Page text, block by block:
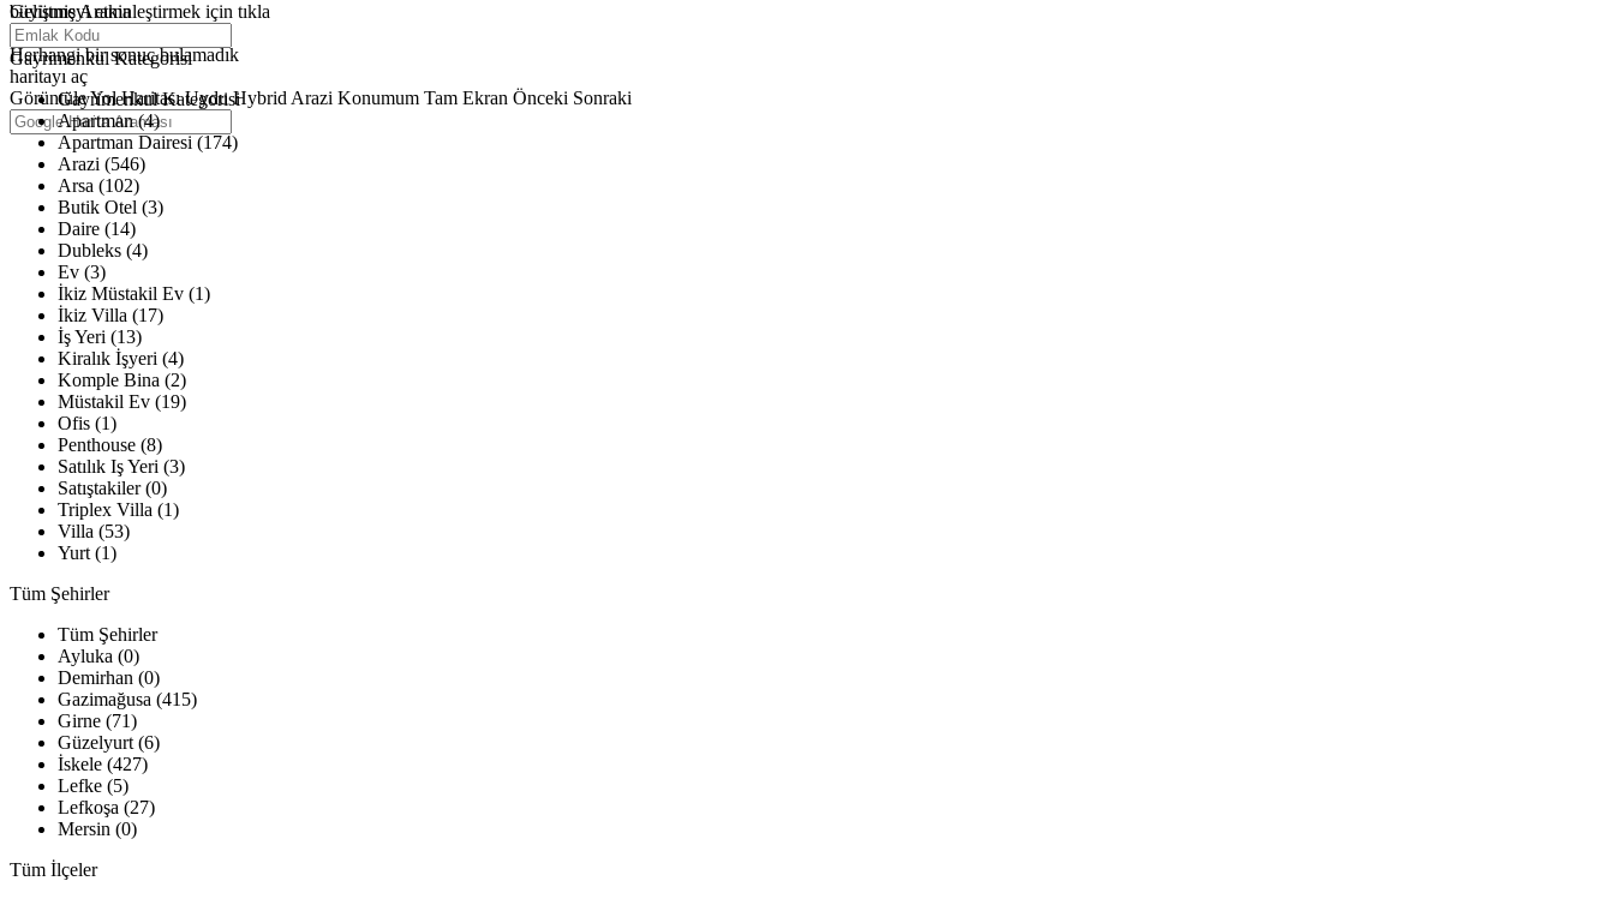
büyütmeyi etkinleştirmek için tıkla
Haritalar yükleniyor
Herhangi bir sonuç bulamadık
haritayı aç
GörüntüleYol Haritası Uydu Hybrid Arazi Konumum Tam Ekran Önceki Sonraki
Gelişmiş Arama
Gayrimenkul Kategorisi
Gayrimenkul Kategorisi
Apartman (4)
Apartman Dairesi (174)
Arazi (546)
Arsa (102)
Butik Otel (3)
Daire (14)
Dubleks (4)
Ev (3)
İkiz Müstakil Ev (1)
İkiz Villa (17)
İş Yeri (13)
Kiralık İşyeri (4)
Komple Bina (2)
Müstakil Ev (19)
Ofis (1)
Penthouse (8)
Satılık Iş Yeri (3)
Satıştakiler (0)
Triplex Villa (1)
Villa (53)
Yurt (1)
Tüm Şehirler
Tüm Şehirler
Ayluka (0)
Demirhan (0)
Gazimağusa (415)
Girne (71)
Güzelyurt (6)
İskele (427)
Lefke (5)
Lefkoşa (27)
Mersin (0)
Tüm İlçeler